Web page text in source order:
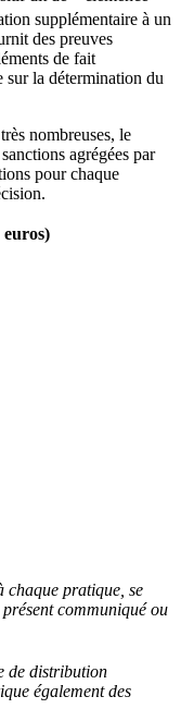
supplémentaire à un
des preuves
de fait
sur la détermination du
nombreuses, le
agrégées par
pour chaque
euros)
chaque pratique, se
communiqué ou
de distribution
également des